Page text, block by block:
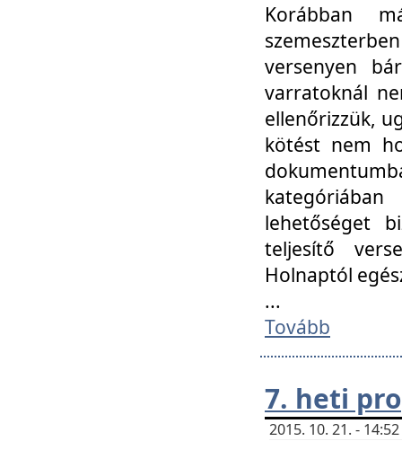
Korábban
versenyen
varratoknál
ellenőrizzük,
kötést nem
lehetőséget
teljesítő
Holnaptól
...
Tovább
7. heti
2015. 10. 21. -